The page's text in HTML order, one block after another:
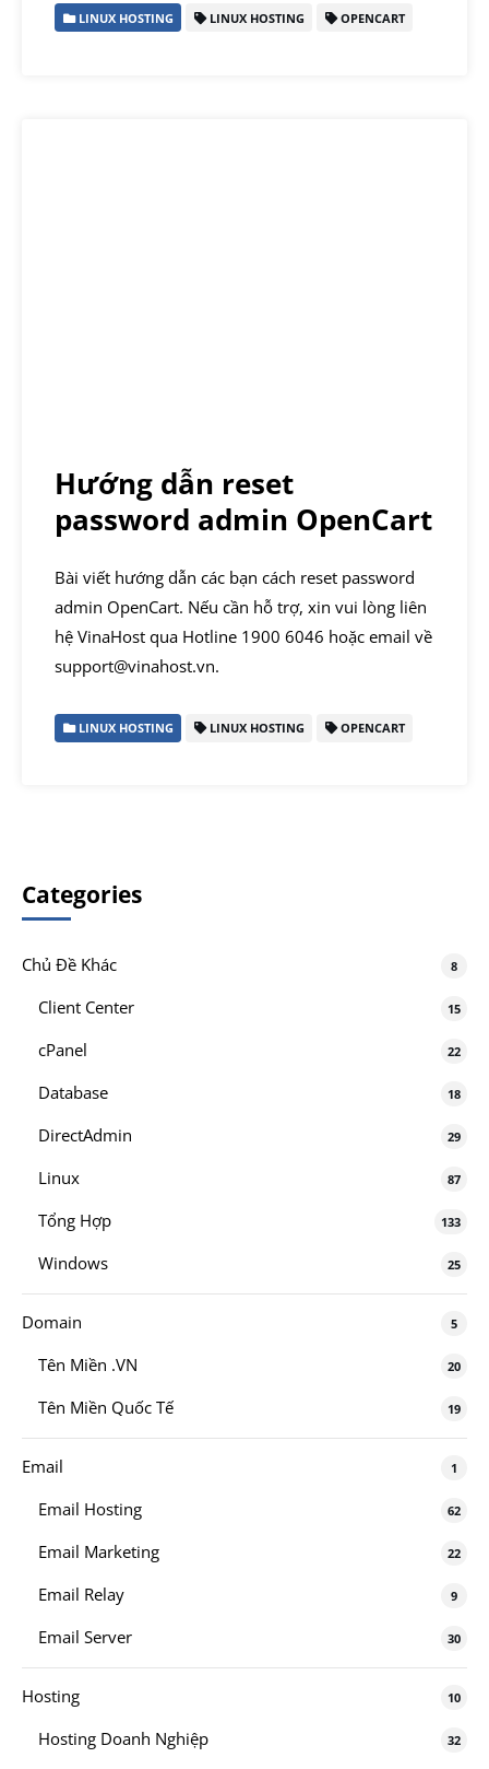
LINUX HOSTING LINUX HOSTING OPENCART
Hướng dẫn reset
password admin OpenCart
Bài viết hướng dẫn các bạn cách reset password
admin OpenCart. Nếu cần hỗ trợ, xin vui lòng liên
hệ VinaHost qua Hotline 1900 6046 hoặc email về
support@vinahost.vn.
LINUX HOSTING LINUX HOSTING OPENCART
Categories
Chủ Đề Khác 8
Client Center 15
cPanel 22
Database 18
DirectAdmin 29
Linux 87
Tổng Hợp 133
Windows 25
Domain 5
Tên Miền .VN 20
Tên Miền Quốc Tế 19
Email 1
Email Hosting 62
Email Marketing 22
Email Relay 9
Email Server 30
Hosting 10
Hosting Doanh Nghiệp 32